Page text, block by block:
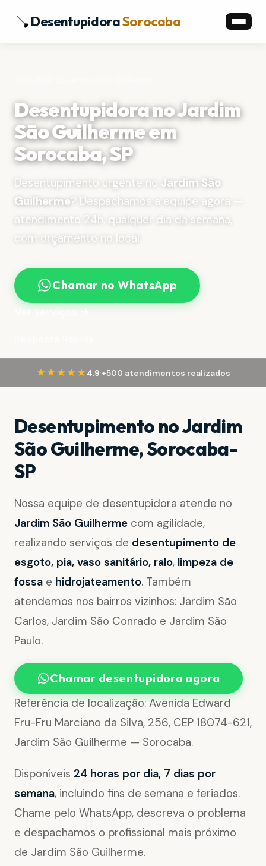
DesentupidoraSorocaba
Desentupidora no Jardim
São Guilherme em
Sorocaba, SP
Desentupimento urgente no Jardim São
Guilherme? Despachamos a equipe agora —
atendimento 24h, qualquer dia da semana,
com orçamento no local.
Chamar no WhatsApp
Ver serviços →
★★★★★ 4.9·+500 atendimentos realizados
Desentupimento no Jardim
São Guilherme, Sorocaba-
SP
Nossa equipe de desentupidora atende no
Jardim São Guilherme com agilidade,
realizando serviços de desentupimento de
esgoto, pia, vaso sanitário, ralo, limpeza de
fossa e hidrojateamento. Também
atendemos nos bairros vizinhos: Jardim São
Carlos, Jardim São Conrado e Jardim São
Paulo.
Chamar desentupidora agora
Referência de localização: Avenida Edward
Fru-Fru Marciano da Silva, 256, CEP 18074-621,
Jardim São Guilherme — Sorocaba.
Disponíveis 24 horas por dia, 7 dias por
semana, incluindo fins de semana e feriados.
Chame pelo WhatsApp, descreva o problema
e despachamos o profissional mais próximo
de Jardim São Guilherme.